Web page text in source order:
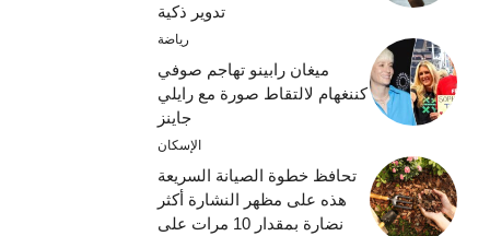
تدوير ذكية
رياضة
ميغان رابينو تهاجم صوفي
كننغهام لالتقاط صورة مع رايلي
جاينز
الإسكان
تحافظ خطوة الصيانة السريعة
هذه على مظهر النشارة أكثر
نضارة بمقدار 10 مرات على